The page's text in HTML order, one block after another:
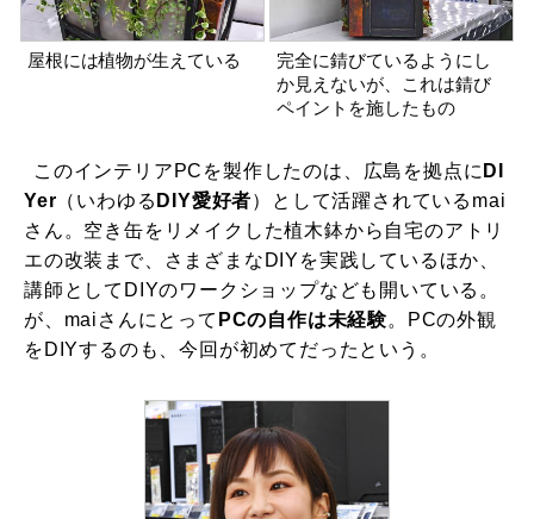
屋根には植物が生えている
完全に錆びているようにし
か見えないが、これは錆び
ペイントを施したもの
このインテリアPCを製作したのは、広島を拠点に DI
Yer （いわゆる DIY愛好者）として活躍されているmai
さん。空き缶をリメイクした植木鉢から自宅のアトリ
エの改装まで、さまざまなDIYを実践しているほか、
講師としてDIYのワークショップなども開いている。
が、maiさんにとって PCの自作は未経験。PCの外観
をDIYするのも、今回が初めてだったという。